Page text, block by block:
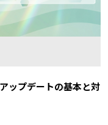
ップデートの基本と対